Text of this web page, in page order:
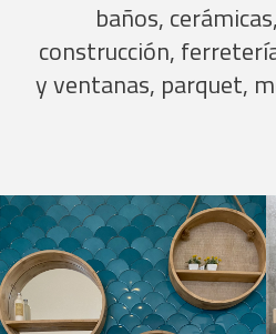
baños,
construcción,
y ventanas, parquet,